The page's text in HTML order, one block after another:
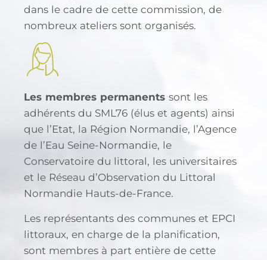
dans le cadre de cette commission, de
nombreux ateliers sont organisés.
Les membres permanents sont les
adhérents du SML76 (élus et agents) ainsi
que l’Etat, la Région Normandie, l’Agence
de l’Eau Seine-Normandie, le
Conservatoire du littoral, les universitaires
et le Réseau d’Observation du Littoral
Normandie Hauts-de-France.
Les représentants des communes et EPCI
littoraux, en charge de la planification,
sont membres à part entière de cette